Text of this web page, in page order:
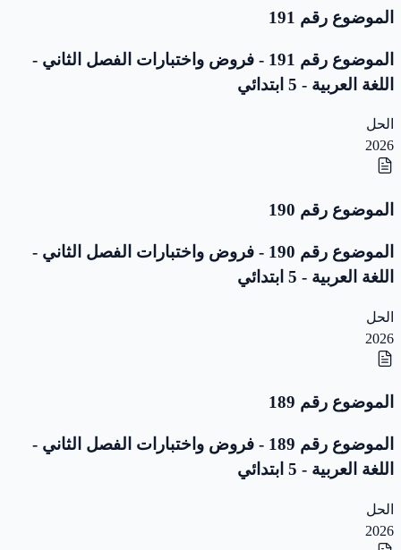
الموضوع رقم 191
الموضوع رقم 191 - فروض واختبارات الفصل الثاني -
اللغة العربية - 5 ابتدائي
الحل
2026
الموضوع رقم 190
الموضوع رقم 190 - فروض واختبارات الفصل الثاني -
اللغة العربية - 5 ابتدائي
الحل
2026
الموضوع رقم 189
الموضوع رقم 189 - فروض واختبارات الفصل الثاني -
اللغة العربية - 5 ابتدائي
الحل
2026